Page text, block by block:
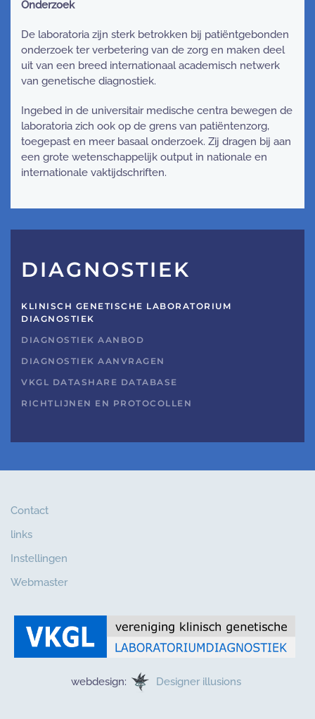
Onderzoek
De laboratoria zijn sterk betrokken bij patiëntgebonden
onderzoek ter verbetering van de zorg en maken deel
uit van een breed internationaal academisch netwerk
van genetische diagnostiek.
Ingebed in de universitair medische centra bewegen de
laboratoria zich ook op de grens van patiëntenzorg,
toegepast en meer basaal onderzoek. Zij dragen bij aan
een grote wetenschappelijk output in nationale en
internationale vaktijdschriften.
DIAGNOSTIEK
KLINISCH GENETISCHE LABORATORIUM
DIAGNOSTIEK
DIAGNOSTIEK AANBOD
DIAGNOSTIEK AANVRAGEN
VKGL DATASHARE DATABASE
RICHTLIJNEN EN PROTOCOLLEN
Contact
links
Instellingen
Webmaster
webdesign: Designer illusions